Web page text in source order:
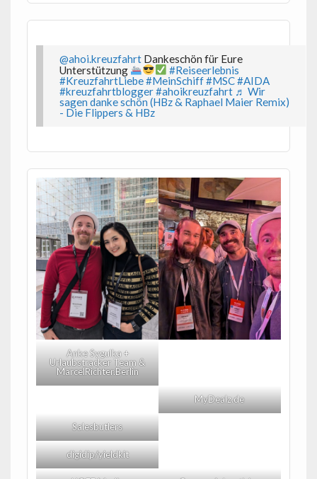
@ahoi.kreuzfahrt Dankeschön für Eure
Unterstützung
#Reiseerlebnis
#KreuzfahrtLiebe#MeinSchiff#MSC#AIDA
#kreuzfahrtblogger#ahoikreuzfahrt ♬ Wir
sagen danke schön (HBz & Raphael Maier Remix)
- Die Flippers & HBz
Anke Sygulka +
Urlaubstracker Team &
MarcelRichter.Berlin
MyDealz.de
Salesbutlers
digidip/yieldkit